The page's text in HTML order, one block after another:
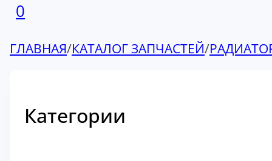
0
ГЛАВНАЯ/КАТАЛОГ ЗАПЧАСТЕЙ/
Категории